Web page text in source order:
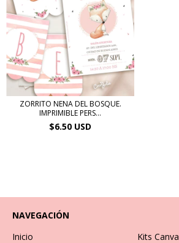
ZORRITO NENA DEL BOSQUE.
IMPRIMIBLE PERS...
$6.50 USD
NAVEGACIÓN
Inicio
Kits Canva